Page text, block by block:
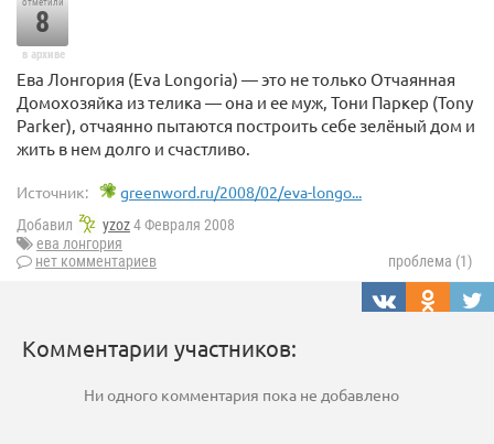
отметили
8
в архиве
Ева Лонгория (Eva Longoria) — это не только Отчаянная
Домохозяйка из телика — она и ее муж, Тони Паркер (Tony
Parker), отчаянно пытаются построить себе зелёный дом и
жить в нем долго и счастливо.
Источник: greenword.ru/2008/02/eva-longo...
Добавил yzoz4 Февраля 2008
ева лонгория
нет комментариев
проблема (1)
Комментарии участников:
Ни одного комментария пока не добавлено